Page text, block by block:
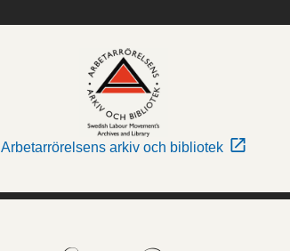
Arbetarrörelsens arkiv och bibliotek